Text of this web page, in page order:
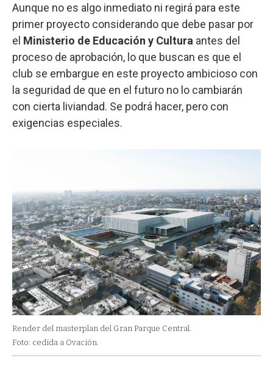
Aunque no es algo inmediato ni regirá para este
primer proyecto considerando que debe pasar por
el Ministerio de Educación y Cultura antes del
proceso de aprobación, lo que buscan es que el
club se embargue en este proyecto ambicioso con
la seguridad de que en el futuro no lo cambiarán
con cierta liviandad. Se podrá hacer, pero con
exigencias especiales.
Render del masterplan del Gran Parque Central.
Foto: cedida a Ovación.